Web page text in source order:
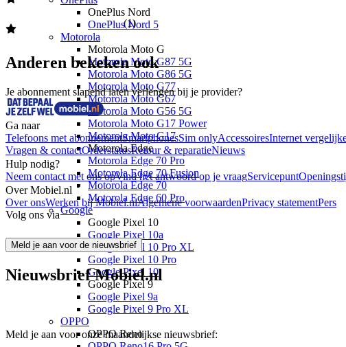
OnePlus Nord
OnePlus Nord 5
Motorola
Motorola Moto G
Motorola Moto G87 5G
Motorola Moto G86 5G
Motorola Moto G77
Motorola Moto G67
Motorola Moto G56 5G
Motorola Moto G17 Power
Motorola Moto G17
Motorola Edge
Motorola Edge 70 Pro
Motorola Edge 70 Fusion
Motorola Edge 70
Motorola Edge 60 Pro
Google
Google Pixel 10
Google Pixel 10a
Google Pixel 10 Pro XL
Google Pixel 10 Pro
Google Pixel 10
Google Pixel 9
Google Pixel 9a
Google Pixel 9 Pro XL
OPPO
OPPO Reno
(1)
Anderen bekeken ook
Je abonnement slapend laten verlengen bij je provider?
Ga naar
Telefoons met abonnementSmartphonesSim onlyAccessoiresInternet
Vragen & contactOrderstatusRetour & reparatieNieuws
Hulp nodig?
Neem contact met ons opVind het antwoord op je vraagServicepunt
Over Mobiel.nl
Over onsWerken bij Mobiel.nlAlgemene voorwaardenPrivacy statementPers
Volg ons via
Meld je aan voor de nieuwsbrief
Nieuwsbrief Mobiel.nl
Meld je aan voor onze maandelijkse nieuwsbrief: